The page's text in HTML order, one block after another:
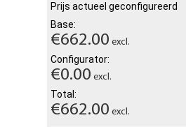
Prijs actueel geconfigureerd
Base:
€662.00 excl.
Configurator:
€0.00 excl.
Total:
€662.00 excl.